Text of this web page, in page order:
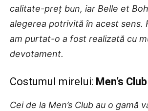
calitate-preț bun, iar Belle et
alegerea potrivită în acest sens.
am purtat-o a fost realizată cu
devotament.
Costumul mirelui: Men’s Club
Cei de la Men’s Club au o gamă